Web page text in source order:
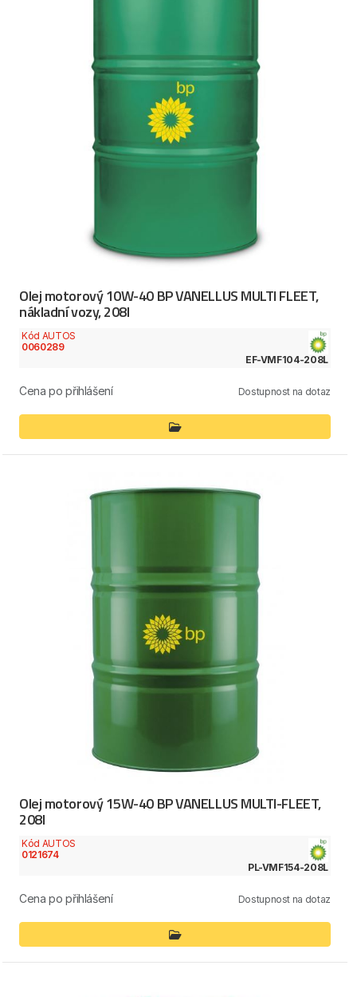
Olej motorový 10W-40 BP VANELLUS MULTI FLEET,
nákladní vozy, 208l
Kód AUTOS
0060289
EF-VMF104-208L
Cena po přihlášení Dostupnost na dotaz
Olej motorový 15W-40 BP VANELLUS MULTI-FLEET,
208l
Kód AUTOS
0121674
PL-VMF154-208L
Cena po přihlášení Dostupnost na dotaz